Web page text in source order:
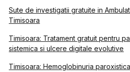
Sute de investigatii gratuite in
Timisoara
Timisoara: Tratament gratuit pentru
sistemica si ulcere digitale evolutive
Timisoara: Hemoglobinuria